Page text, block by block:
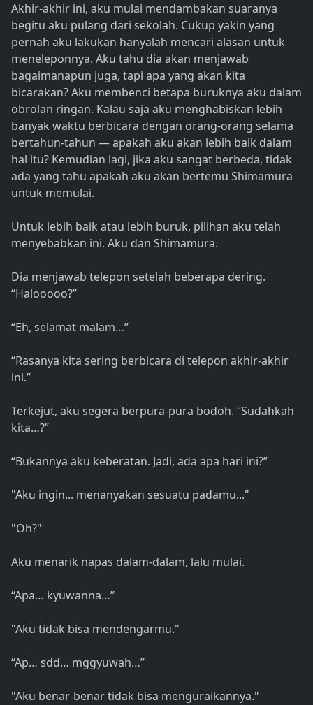
Akhir-akhir ini, aku mulai mendambakan suaranya
begitu aku pulang dari sekolah. Cukup yakin yang
pernah aku lakukan hanyalah mencari alasan untuk
meneleponnya. Aku tahu dia akan menjawab
bagaimanapun juga, tapi apa yang akan kita
bicarakan? Aku membenci betapa buruknya aku dalam
obrolan ringan. Kalau saja aku menghabiskan lebih
banyak waktu berbicara dengan orang-orang selama
bertahun-tahun — apakah aku akan lebih baik dalam
hal itu? Kemudian lagi, jika aku sangat berbeda, tidak
ada yang tahu apakah aku akan bertemu Shimamura
untuk memulai.
Untuk lebih baik atau lebih buruk, pilihan aku telah
menyebabkan ini. Aku dan Shimamura.
Dia menjawab telepon setelah beberapa dering.
“Halooooo?”
“Eh, selamat malam…”
“Rasanya kita sering berbicara di telepon akhir-akhir
ini.”
Terkejut, aku segera berpura-pura bodoh. “Sudahkah
kita…?”
“Bukannya aku keberatan. Jadi, ada apa hari ini?”
"Aku ingin... menanyakan sesuatu padamu..."
"Oh?"
Aku menarik napas dalam-dalam, lalu mulai.
“Apa… kyuwanna…”
"Aku tidak bisa mendengarmu."
“Ap… sdd… mggyuwah…”
"Aku benar-benar tidak bisa menguraikannya."